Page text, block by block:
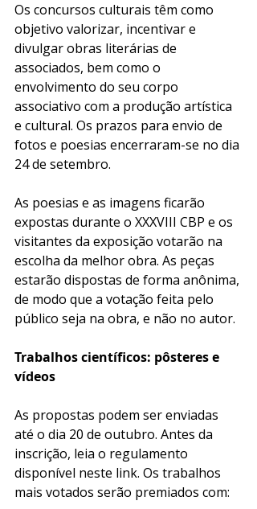
Os concursos culturais têm como
objetivo valorizar, incentivar e
divulgar obras literárias de
associados, bem como o
envolvimento do seu corpo
associativo com a produção artística
e cultural. Os prazos para envio de
fotos e poesias encerraram-se no dia
24 de setembro.
As poesias e as imagens ficarão
expostas durante o XXXVIII CBP e os
visitantes da exposição votarão na
escolha da melhor obra. As peças
estarão dispostas de forma anônima,
de modo que a votação feita pelo
público seja na obra, e não no autor.
Trabalhos científicos: pôsteres e
vídeos
As propostas podem ser enviadas
até o dia 20 de outubro. Antes da
inscrição, leia o regulamento
disponível neste link. Os trabalhos
mais votados serão premiados com: